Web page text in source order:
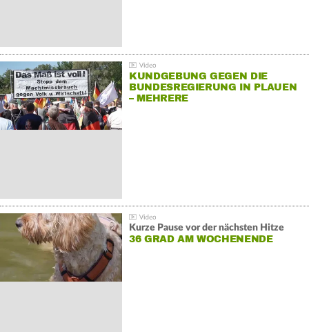
KUNDGEBUNG GEGEN DIE
BUNDESREGIERUNG IN PLAUEN
– MEHRERE
Kurze Pause vor der nächsten Hitze
36 GRAD AM WOCHENENDE